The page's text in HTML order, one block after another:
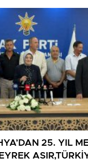
25. YIL